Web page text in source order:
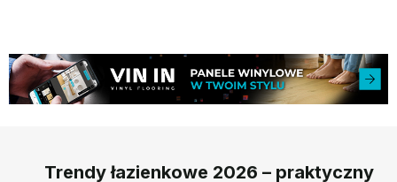
Trendy łazienkowe 2026 – praktyczny